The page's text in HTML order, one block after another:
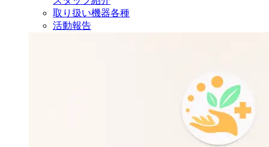
取り扱い機器各種
活動報告